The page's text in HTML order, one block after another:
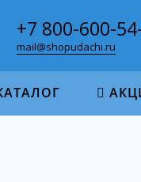
+7 800-600-
mail@shopudachi.ru